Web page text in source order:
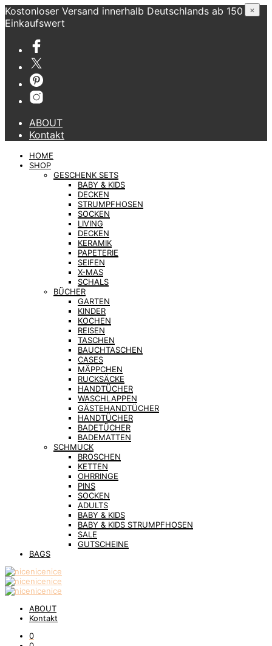
Kostonloser Versand innerhalb Deutschlands ab 150 €
Einkaufswert
ABOUT
Kontakt
HOME
SHOP
GESCHENK SETS
BABY & KIDS
DECKEN
STRUMPFHOSEN
SOCKEN
LIVING
DECKEN
KERAMIK
PAPETERIE
SEIFEN
X-MAS
SCHALS
BÜCHER
GARTEN
KINDER
KOCHEN
REISEN
TASCHEN
BAUCHTASCHEN
CASES
MÄPPCHEN
RUCKSÄCKE
HANDTÜCHER
WASCHLAPPEN
GÄSTEHANDTÜCHER
HANDTÜCHER
BADETÜCHER
BADEMATTEN
SCHMUCK
BROSCHEN
KETTEN
OHRRINGE
PINS
SOCKEN
ADULTS
BABY & KIDS
BABY & KIDS STRUMPFHOSEN
SALE
GUTSCHEINE
BAGS
ABOUT
Kontakt
0
×